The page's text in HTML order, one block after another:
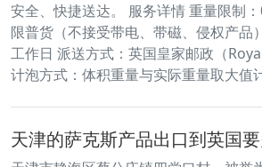
安全、快捷送达。 服务详情 重量限制
限普货（不接受带电、带磁、侵权产品
工作日 派送方式：英国皇家邮政（
计泡方式：体积重量与实际重量取大值
天津的萨克斯产品出口到英国要